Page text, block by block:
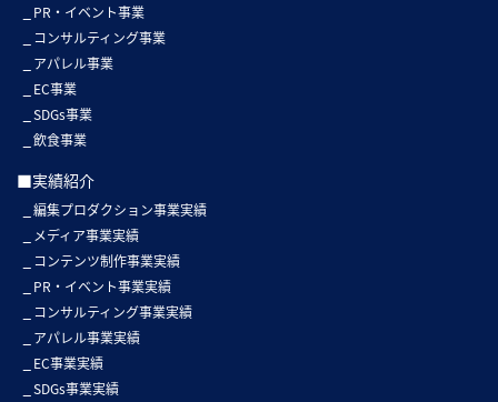
PR・イベント事業
コンサルティング事業
アパレル事業
EC事業
SDGs事業
飲食事業
■実績紹介
編集プロダクション事業実績
メディア事業実績
コンテンツ制作事業実績
PR・イベント事業実績
コンサルティング事業実績
アパレル事業実績
EC事業実績
SDGs事業実績